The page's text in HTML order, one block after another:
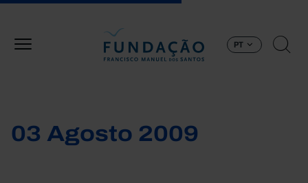
PT
03 Agosto 2009